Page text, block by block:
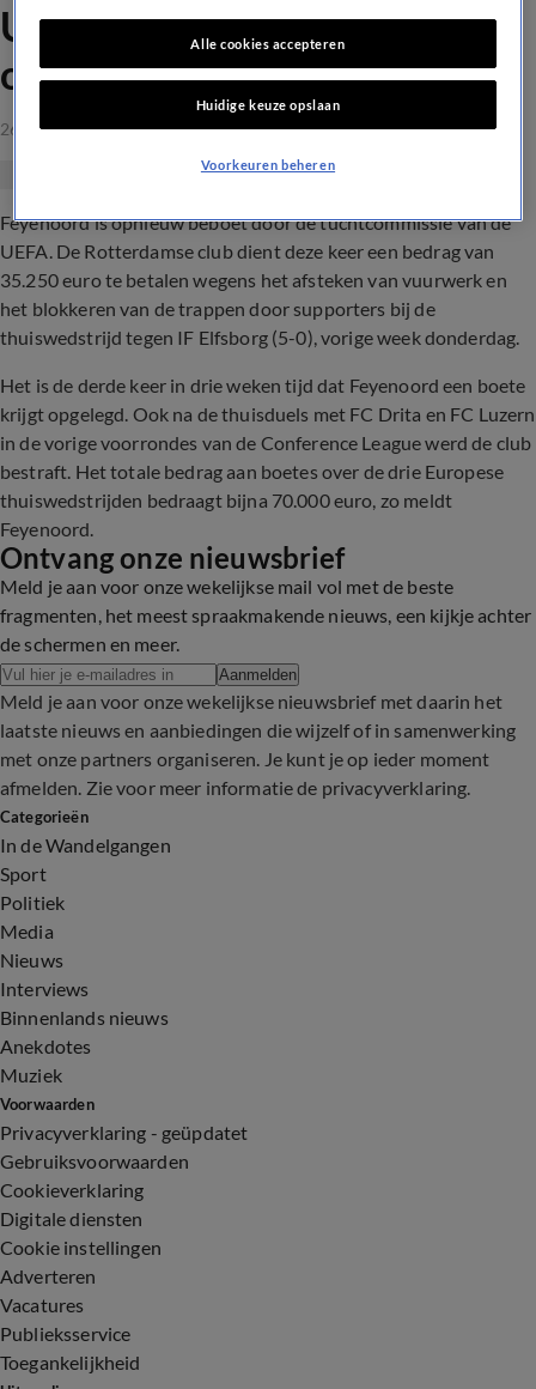
UEFA legt Feyenoord
opnieuw fikse boete op
26 aug 2021, 13:26
Feyenoord is opnieuw beboet door de tuchtcommissie van de
UEFA. De Rotterdamse club dient deze keer een bedrag van
35.250 euro te betalen wegens het afsteken van vuurwerk en
het blokkeren van de trappen door supporters bij de
thuiswedstrijd tegen IF Elfsborg (5-0), vorige week donderdag.
Het is de derde keer in drie weken tijd dat Feyenoord een boete
krijgt opgelegd. Ook na de thuisduels met FC Drita en FC Luzern
in de vorige voorrondes van de Conference League werd de club
bestraft. Het totale bedrag aan boetes over de drie Europese
thuiswedstrijden bedraagt bijna 70.000 euro, zo meldt
Feyenoord.
Ontvang onze nieuwsbrief
Meld je aan voor onze wekelijkse mail vol met de beste
fragmenten, het meest spraakmakende nieuws, een kijkje achter
de schermen en meer.
Aanmelden
Meld je aan voor onze wekelijkse nieuwsbrief met daarin het
laatste nieuws en aanbiedingen die wijzelf of in samenwerking
met onze partners organiseren. Je kunt je op ieder moment
afmelden. Zie voor meer informatie de privacyverklaring.
Categorieën
In de Wandelgangen
Sport
Politiek
Media
Nieuws
Interviews
Binnenlands nieuws
Anekdotes
Muziek
Voorwaarden
Privacyverklaring - geüpdatet
Gebruiksvoorwaarden
Cookieverklaring
Digitale diensten
Cookie instellingen
Adverteren
Vacatures
Publieksservice
Toegankelijkheid
Alle cookies accepteren
Huidige keuze opslaan
Voorkeuren beheren